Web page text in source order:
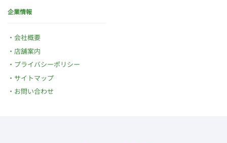
企業情報
会社概要
店舗案内
プライバシーポリシー
サイトマップ
お問い合わせ